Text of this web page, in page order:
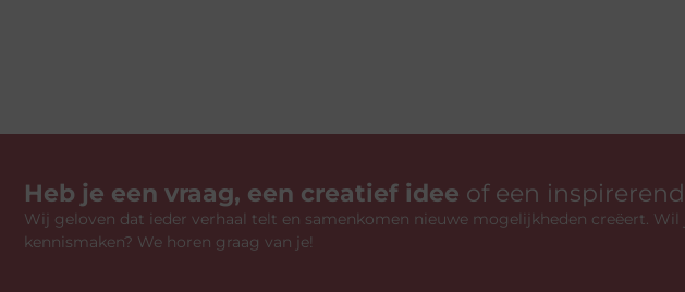
Heb je een vraag, een creatief idee of een
Wij geloven dat ieder verhaal telt en samenkomen nieuwe mogelijkheden creëert. Wil
kennismaken? We horen graag van je!